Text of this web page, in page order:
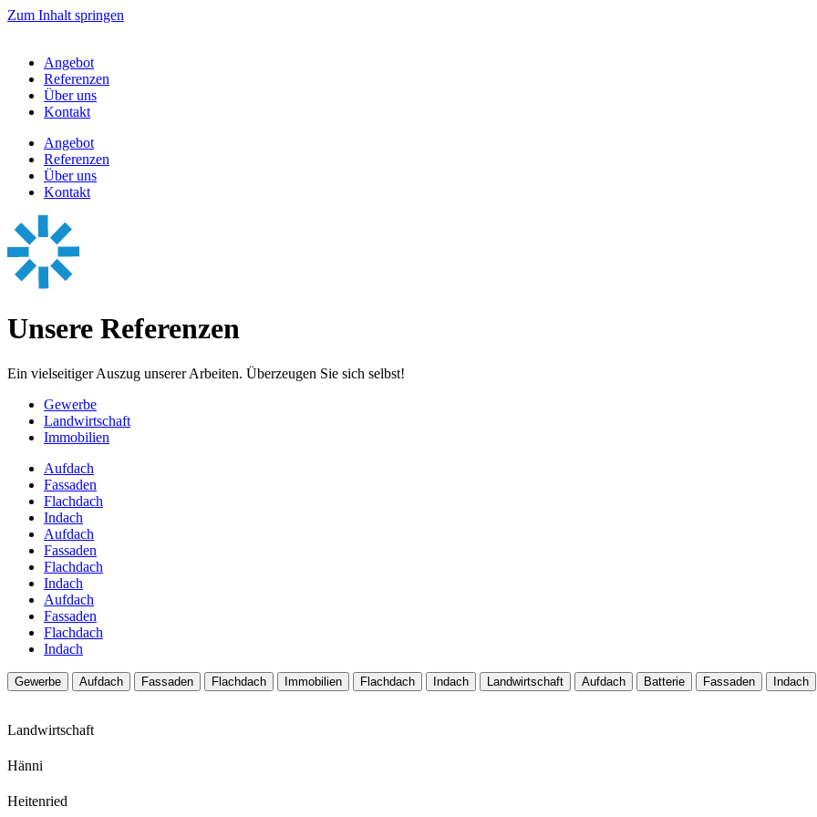
Zum Inhalt springen
Angebot
Referenzen
Über uns
Kontakt
Angebot
Referenzen
Über uns
Kontakt
Unsere Referenzen
Ein vielseitiger Auszug unserer Arbeiten. Überzeugen Sie sich selbst!
Gewerbe
Landwirtschaft
Immobilien
Aufdach
Fassaden
Flachdach
Indach
Aufdach
Fassaden
Flachdach
Indach
Aufdach
Fassaden
Flachdach
Indach
Gewerbe Aufdach Fassaden Flachdach Immobilien Flachdach Indach Landwirtschaft Aufdach Batterie Fassaden Indach
Landwirtschaft
Hänni
Heitenried